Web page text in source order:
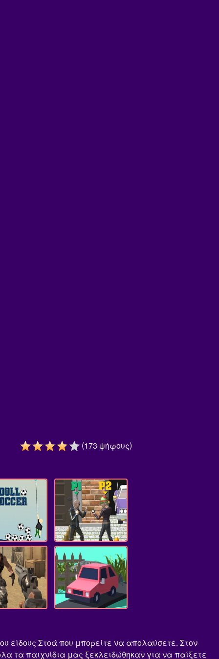
(173 ψήφους)
είδους Στοά που μπορείτε να απολαύσετε. Στον
τα παιχνίδια μας ξεκλειδώθηκαν για να παίξετε